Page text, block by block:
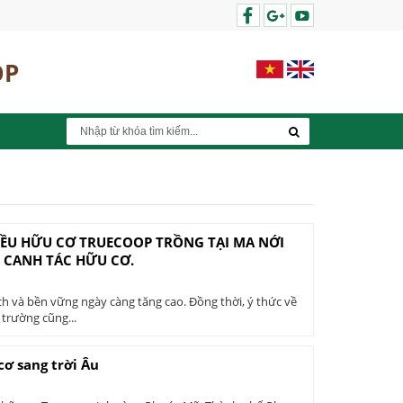
HỮU CƠ TRUECOOP TRỒNG TẠI MA NỚI
TÁC HỮU CƠ.
và bền vững ngày càng tăng cao. Đồng thời, ý thức về
cũng...
sang trời Âu